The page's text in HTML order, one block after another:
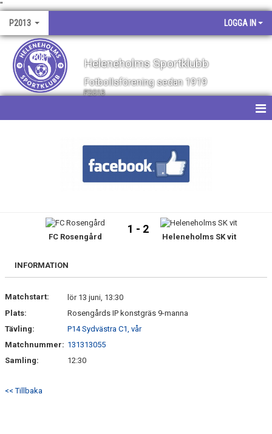
"
P2013 LOGGA IN
Heleneholms Sportklubb
Fotbollsförening sedan 1919
P2013
BILDGALLERI
KONTAKT
FC Rosengård
1 - 2
Heleneholms SK vit
INFORMATION
Matchstart:
lör 13 juni, 13:30
Plats:
Rosengårds IP konstgräs 9-manna
Tävling:
P14 Sydvästra C1, vår
Matchnummer: 131313055
Samling:
12:30
<< Tillbaka